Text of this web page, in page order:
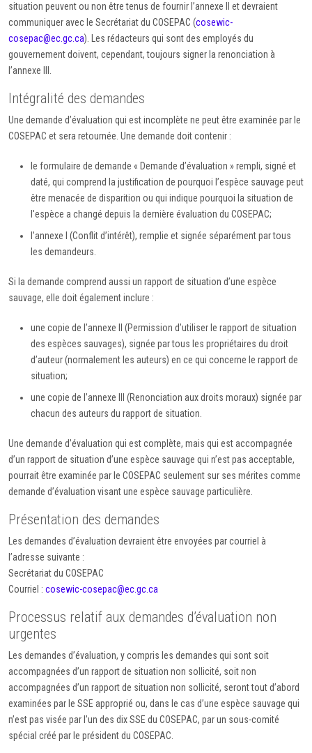
situation peuvent ou non être tenus de fournir l’annexe II et devraient
communiquer avec le Secrétariat du COSEPAC (cosewic-
cosepac@ec.gc.ca). Les rédacteurs qui sont des employés du
gouvernement doivent, cependant, toujours signer la renonciation à
l’annexe III.
Intégralité des demandes
Une demande d’évaluation qui est incomplète ne peut être examinée par le
COSEPAC et sera retournée. Une demande doit contenir :
le formulaire de demande « Demande d’évaluation » rempli, signé et
daté, qui comprend la justification de pourquoi l’espèce sauvage peut
être menacée de disparition ou qui indique pourquoi la situation de
l'espèce a changé depuis la dernière évaluation du COSEPAC;
l’annexe I (Conflit d’intérêt), remplie et signée séparément par tous
les demandeurs.
Si la demande comprend aussi un rapport de situation d’une espèce
sauvage, elle doit également inclure :
une copie de l’annexe II (Permission d’utiliser le rapport de situation
des espèces sauvages), signée par tous les propriétaires du droit
d’auteur (normalement les auteurs) en ce qui concerne le rapport de
situation;
une copie de l’annexe III (Renonciation aux droits moraux) signée par
chacun des auteurs du rapport de situation.
Une demande d’évaluation qui est complète, mais qui est accompagnée
d’un rapport de situation d’une espèce sauvage qui n’est pas acceptable,
pourrait être examinée par le COSEPAC seulement sur ses mérites comme
demande d’évaluation visant une espèce sauvage particulière.
Présentation des demandes
Les demandes d’évaluation devraient être envoyées par courriel à
l’adresse suivante :
Secrétariat du COSEPAC
Courriel : cosewic-cosepac@ec.gc.ca
Processus relatif aux demandes d’évaluation non
urgentes
Les demandes d’évaluation, y compris les demandes qui sont soit
accompagnées d’un rapport de situation non sollicité, soit non
accompagnées d’un rapport de situation non sollicité, seront tout d’abord
examinées par le SSE approprié ou, dans le cas d’une espèce sauvage qui
n’est pas visée par l’un des dix SSE du COSEPAC, par un sous-comité
spécial créé par le président du COSEPAC.